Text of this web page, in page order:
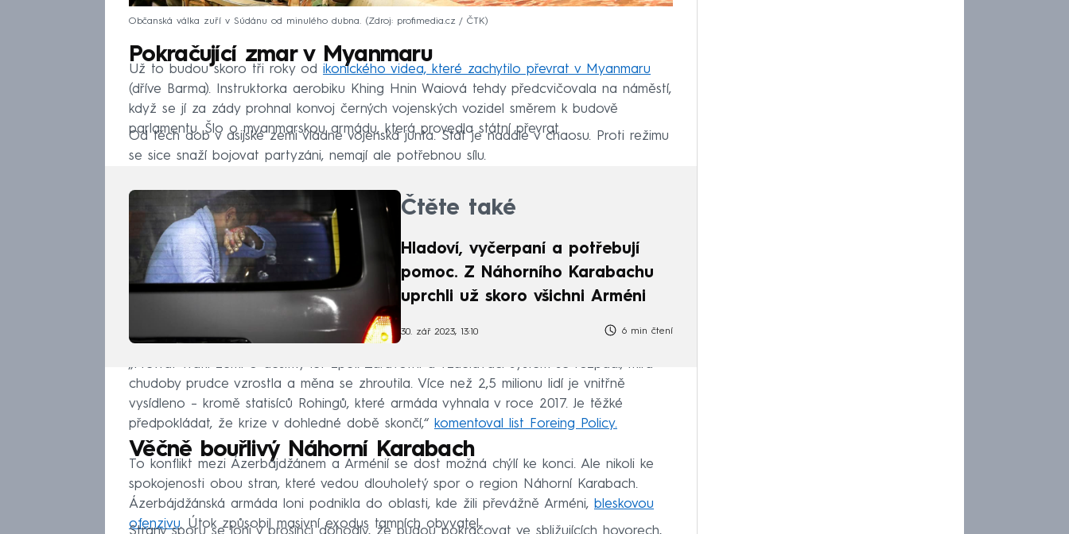
Občanská válka zuří v Súdánu od minulého dubna. Zdroj: profimedia.cz / ČTK
Pokračující zmar v Myanmaru
Už to budou skoro tři roky od ikonického videa, které zachytilo převrat v Myanmaru
(dříve Barma). Instruktorka aerobiku Khing Hnin Waiová tehdy předcvičovala na náměstí,
když se jí za zády prohnal konvoj černých vojenských vozidel směrem k budově
parlamentu. Šlo o myanmarskou armádu, která provedla státní převrat.
Od těch dob v asijské zemi vládne vojenská junta. Stát je nadále v chaosu. Proti režimu
se sice snaží bojovat partyzáni, nemají ale potřebnou sílu.
Čtěte také
Hladoví, vyčerpaní a potřebují
pomoc. Z Náhorního Karabachu
uprchli už skoro všichni Arméni
30. zář 2023, 13:10 6 min čtení
„Převrat vrátil zemi o desítky let zpět. Zdravotní a vzdělávací systém se rozpadl, míra
chudoby prudce vzrostla a měna se zhroutila. Více než 2,5 milionu lidí je vnitřně
vysídleno – kromě statisíců Rohingů, které armáda vyhnala v roce 2017. Je těžké
předpokládat, že krize v dohledné době skončí,“ komentoval list Foreing Policy.
Věčně bouřlivý Náhorní Karabach
To konflikt mezi Ázerbájdžánem a Arménií se dost možná chýlí ke konci. Ale nikoli ke
spokojenosti obou stran, které vedou dlouholetý spor o region Náhorní Karabach.
Ázerbájdžánská armáda loni podnikla do oblasti, kde žili převážně Arméni, bleskovou
ofenzivu. Útok způsobil masivní exodus tamních obyvatel.
Strany sporu se loni v prosinci dohodly, že budou pokračovat ve sbližujících hovorech,